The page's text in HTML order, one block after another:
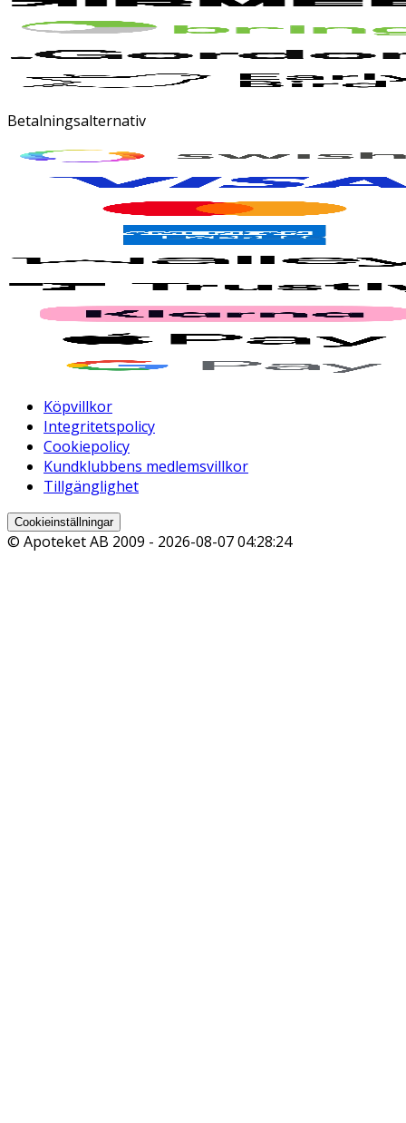
Betalningsalternativ
Köpvillkor
Integritetspolicy
Cookiepolicy
Kundklubbens medlemsvillkor
Tillgänglighet
Cookieinställningar
© Apoteket AB 2009 - 2026-08-07 04:28:24